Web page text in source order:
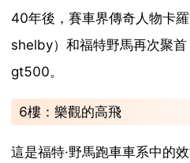
40年後，賽車界傳奇人物卡
shelby）和福特野馬再次聚
gt500。
6樓：樂觀的高飛
這是福特·野馬跑車車系中的